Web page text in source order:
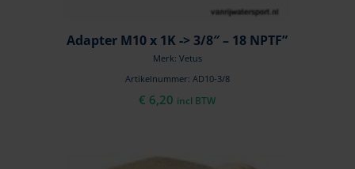
Adapter M10 x 1K -> 3/8″ – 18 NPTF”
Merk: Vetus
Artikelnummer: AD10-3/8
€ 6,20 incl BTW